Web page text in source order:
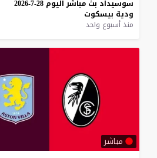
سوسيداد بث مباشر اليوم 28-7-2026
ودية بيسكوت
منذ أسبوع واحد
مباشر